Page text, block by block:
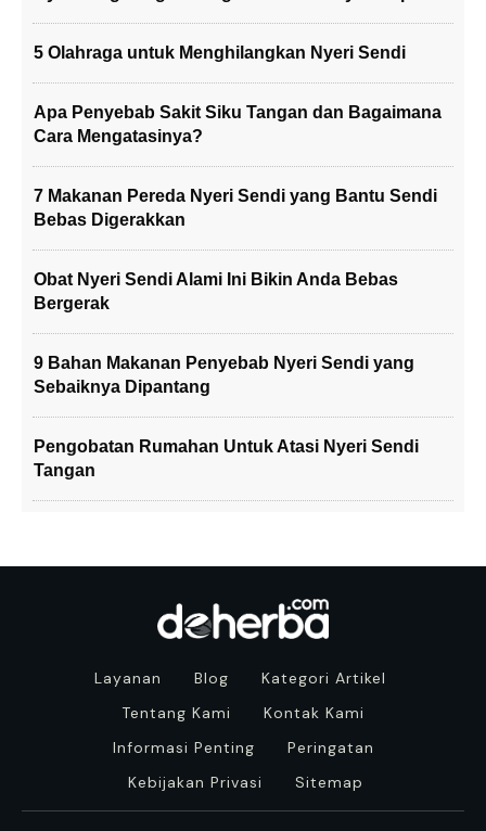
5 Olahraga untuk Menghilangkan Nyeri Sendi
Apa Penyebab Sakit Siku Tangan dan Bagaimana
Cara Mengatasinya?
7 Makanan Pereda Nyeri Sendi yang Bantu Sendi
Bebas Digerakkan
Obat Nyeri Sendi Alami Ini Bikin Anda Bebas
Bergerak
9 Bahan Makanan Penyebab Nyeri Sendi yang
Sebaiknya Dipantang
Pengobatan Rumahan Untuk Atasi Nyeri Sendi
Tangan
Layanan Blog
Kategori Artikel
Tentang Kami
Kontak Kami
Informasi Penting
Peringatan
Kebijakan Privasi
Sitemap